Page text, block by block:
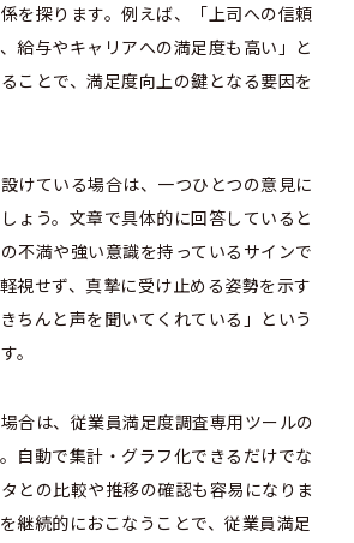
を探ります。例えば、「上司への信頼
給与やキャリアへの満足度も高い」と
ことで、満足度向上の鍵となる要因を
けている場合は、一つひとつの意見に
ょう。文章で具体的に回答していると
不満や強い意識を持っているサインで
視せず、真摯に受け止める姿勢を示す
ちんと声を聞いてくれている」という
。
合は、従業員満足度調査専用ツールの
自動で集計・グラフ化できるだけでな
との比較や推移の確認も容易になりま
継続的におこなうことで、従業員満足